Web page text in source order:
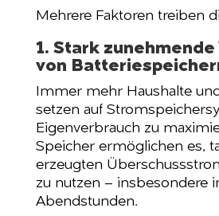
Mehrere Faktoren treiben
1. Stark
von
Immer mehr Haushalte
setzen auf
Eigenverbrauch zu
Speicher ermöglichen es,
erzeugten
zu nutzen – insbesondere
Abendstunden.